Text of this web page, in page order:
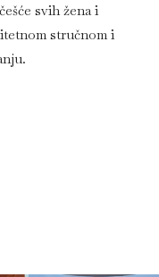
svih žena i
stručnom i